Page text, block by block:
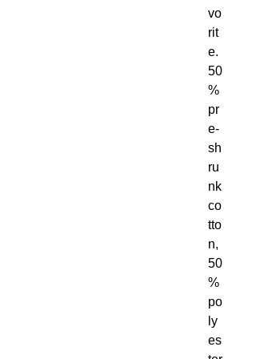
vo
rit
e.
50
%
pr
e-
sh
ru
nk
co
tto
n,
50
%
po
ly
es